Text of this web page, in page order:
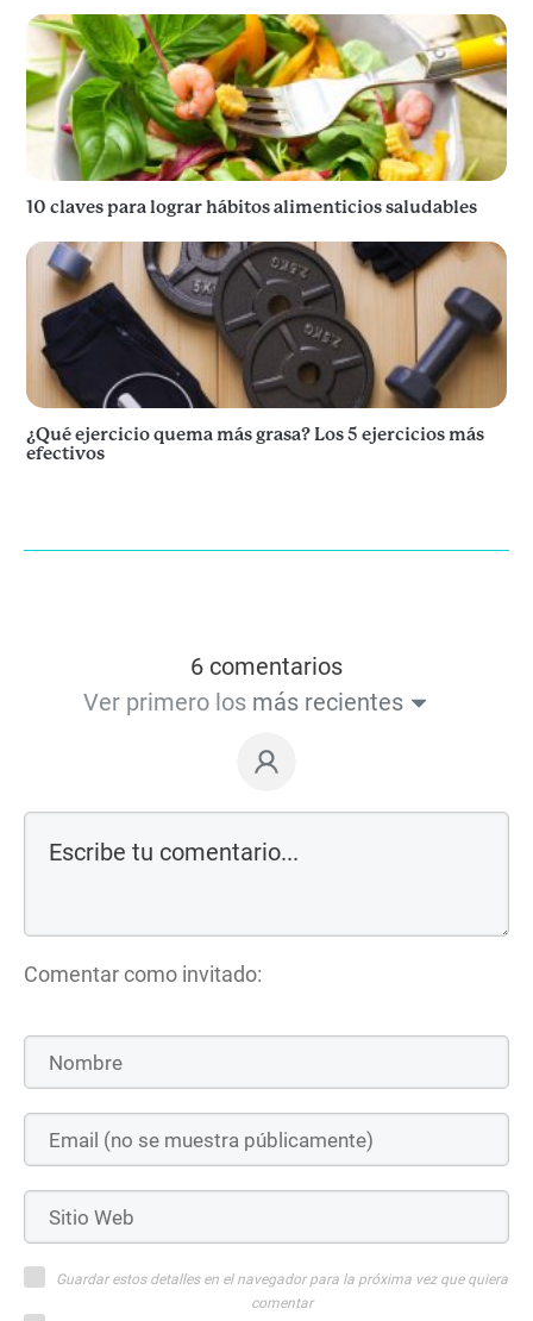
10 claves para lograr hábitos alimenticios saludables
¿Qué ejercicio quema más grasa? Los 5 ejercicios más
efectivos
6 comentarios
Ver primero los más recientes
Comentar como invitado:
Guardar estos detalles en el navegador para la próxima vez que quiera
comentar